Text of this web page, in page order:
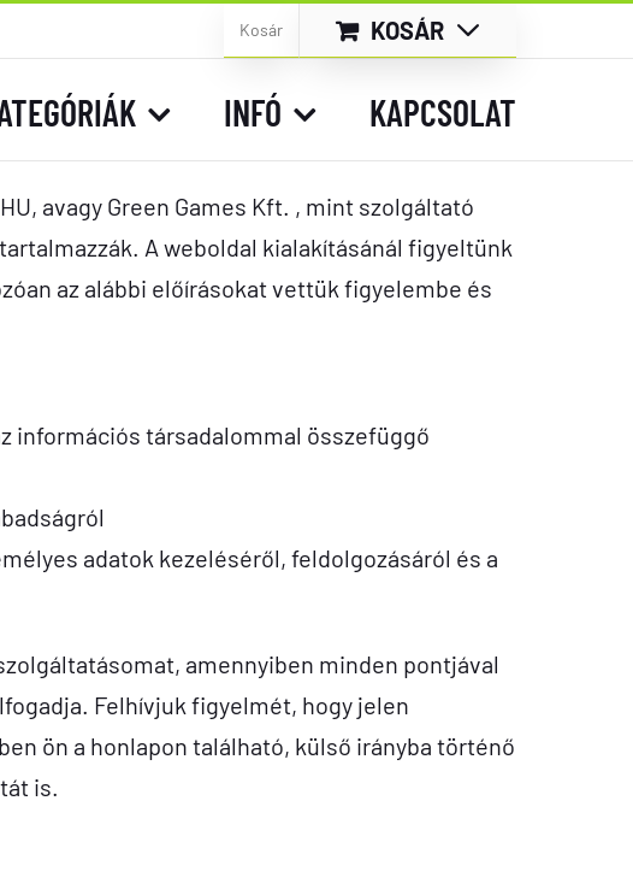
Kosár KOSÁR
INFÓ KAPCSOLAT
avagy Green Games Kft. , mint szolgáltató
A weboldal kialakításánál figyeltünk
az alábbi előírásokat vettük figyelembe és
információs társadalommal összefüggő
adatok kezeléséről, feldolgozásáról és a
amennyiben minden pontjával
Felhívjuk figyelmét, hogy jelen
ön a honlapon található, külső irányba történő
is.